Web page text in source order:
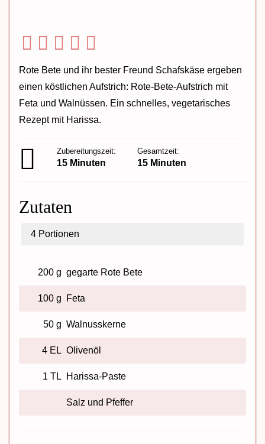
Rote Bete und ihr bester Freund Schafskäse ergeben
einen köstlichen Aufstrich: Rote-Bete-Aufstrich mit
Feta und Walnüssen. Ein schnelles, vegetarisches
Rezept mit Harissa.
Zubereitungszeit:
15 Minuten
Gesamtzeit:
15 Minuten
Zutaten
4 Portionen
200 g gegarte Rote Bete
100 g Feta
50 g Walnusskerne
4 EL Olivenöl
1 TL Harissa-Paste
Salz und Pfeffer